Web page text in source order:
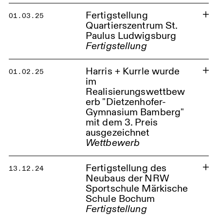
Quartier Memminger Straße
Mindelheim
01.03.25
Fertigstellung
Quartierszentrum St.
Paulus Ludwigsburg
Fertigstellung
Gesamtprojektes
Standortenwicklung
Quartierszentrum St. Paulus
Ludwigsburg
Quartierszentrum St. Paulus
Ludwigsburg
01.02.25
Harris + Kurrle wurde
im
Realisierungswettbew
erb "Dietzenhofer-
Gymnasium Bamberg"
mit dem 3. Preis
ausgezeichnet
Wettbewerb
Dietzenhofer Gymnasium
Bamberg
13.12.24
Fertigstellung des
Neubaus der NRW
Sportschule Märkische
Schule Bochum
Fertigstellung